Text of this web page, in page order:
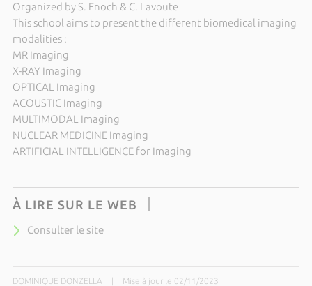
Organized by S. Enoch & C. Lavoute
This school aims to present the different biomedical imaging
modalities :
MR Imaging
X-RAY Imaging
OPTICAL Imaging
ACOUSTIC Imaging
MULTIMODAL Imaging
NUCLEAR MEDICINE Imaging
ARTIFICIAL INTELLIGENCE for Imaging
À LIRE SUR LE WEB
Consulter le site
DOMINIQUE DONZELLA Mise à jour le 02/11/2023